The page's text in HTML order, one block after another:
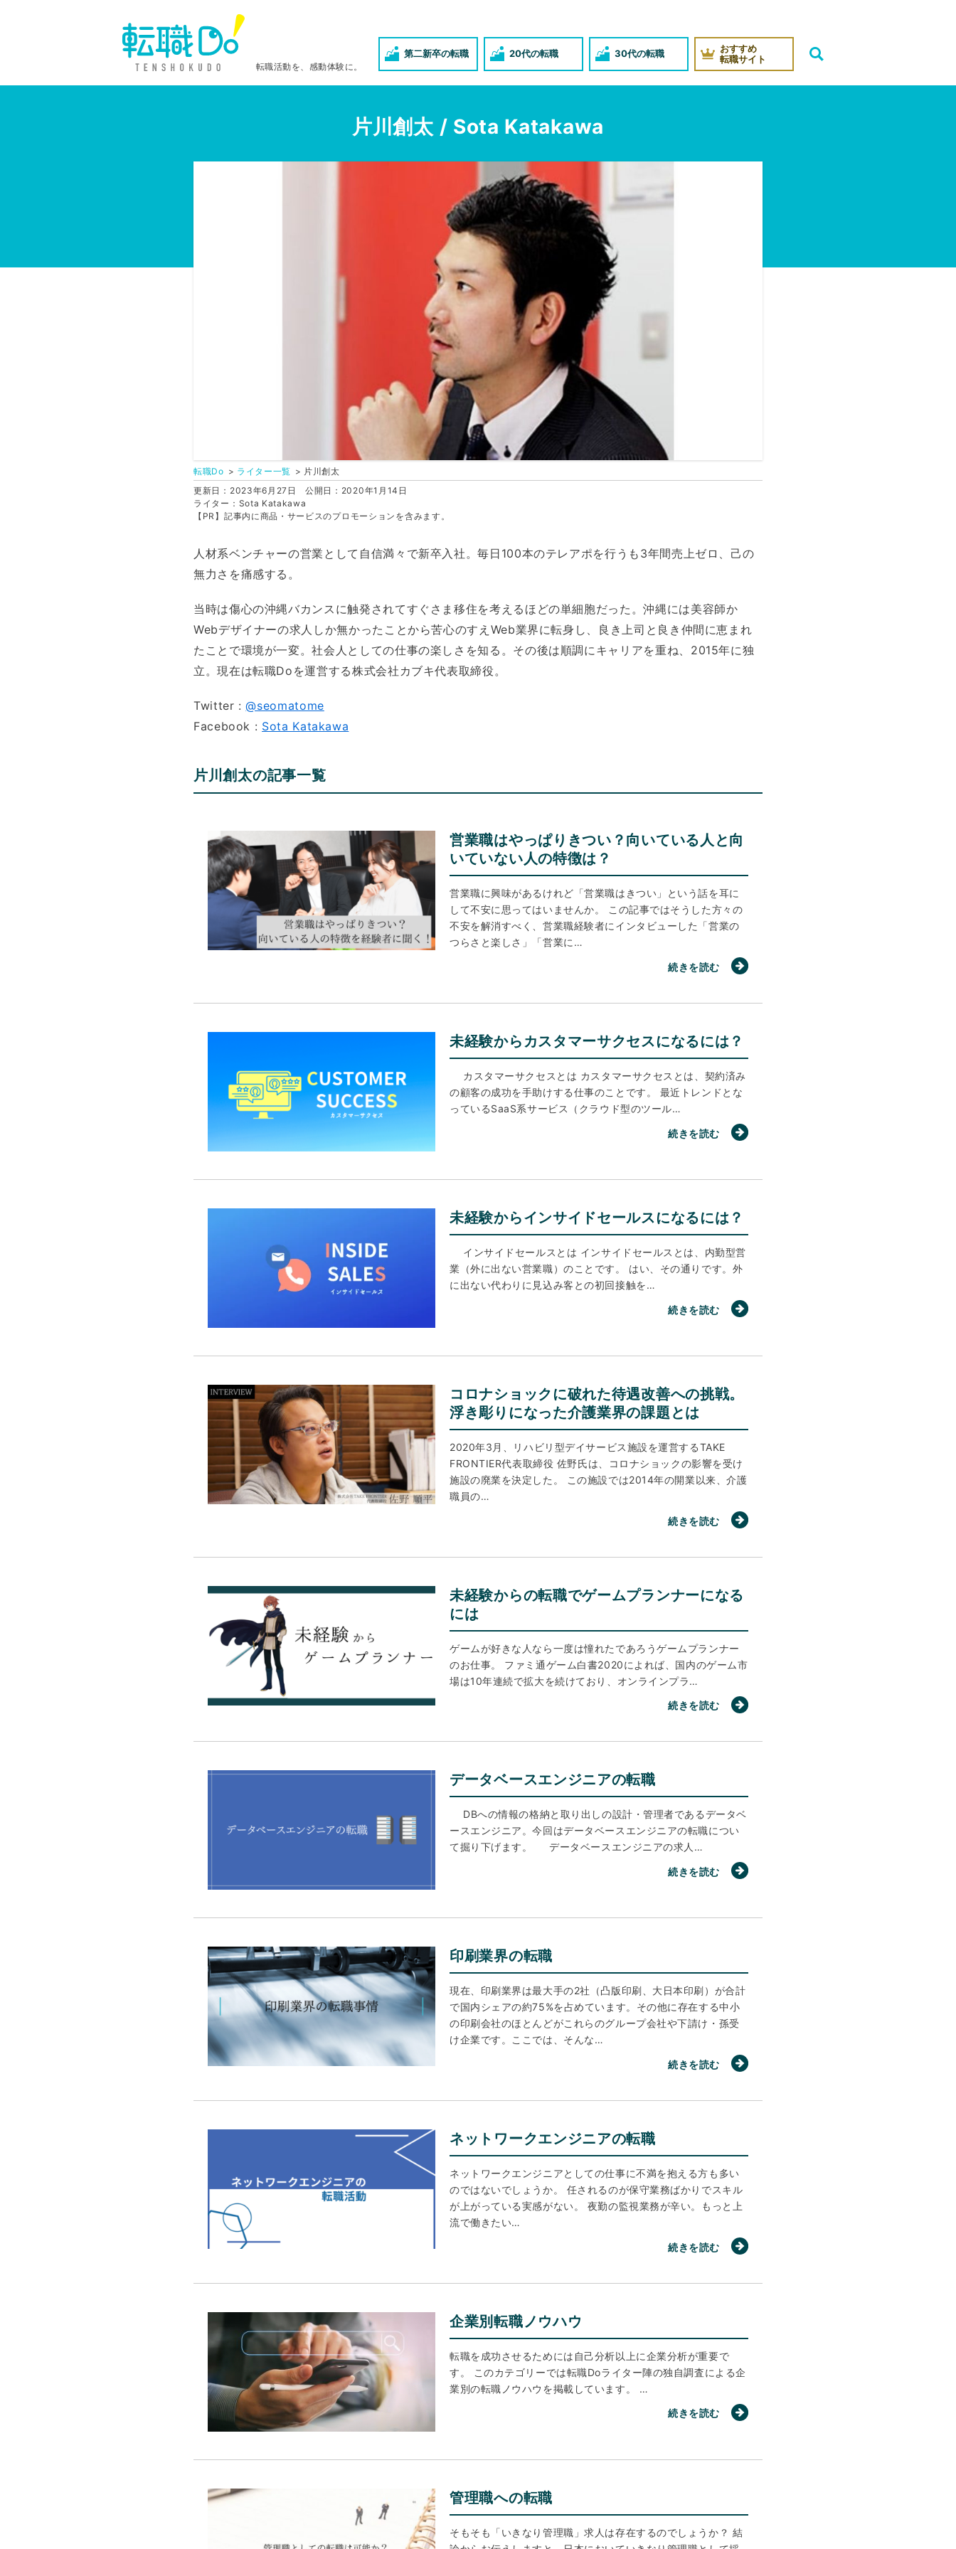
転職活動を、感動体験に。
第二新卒の転職 20代の転職 30代の転職
おすすめ
転職サイト
片川創太 / Sota Katakawa
転職Do ライター一覧
片川創太
更新日：2023年6月27日
公開日：2020年1月14日
ライター：Sota Katakawa
【PR】記事内に商品・サービスのプロモーションを含みます。
人材系ベンチャーの営業として自信満々で新卒入社。毎日100本のテレアポを行うも3年間売上ゼロ、己の
無力さを痛感する。
当時は傷心の沖縄バカンスに触発されてすぐさま移住を考えるほどの単細胞だった。沖縄には美容師か
Webデザイナーの求人しか無かったことから苦心のすえWeb業界に転身し、良き上司と良き仲間に恵まれ
たことで環境が一変。社会人としての仕事の楽しさを知る。その後は順調にキャリアを重ね、2015年に独
立。現在は転職Doを運営する株式会社カブキ代表取締役。
Twitter :@seomatome
Facebook : Sota Katakawa
片川創太の記事一覧
営業職はやっぱりきつい？向いている人と向
いていない人の特徴は？
営業職に興味があるけれど「営業職はきつい」という話を耳に
して不安に思ってはいませんか。 この記事ではそうした方々の
不安を解消すべく、営業職経験者にインタビューした「営業の
つらさと楽しさ」「営業に…
続きを読む
未経験からカスタマーサクセスになるには？
カスタマーサクセスとは カスタマーサクセスとは、契約済み
の顧客の成功を手助けする仕事のことです。 最近トレンドとな
っているSaaS系サービス（クラウド型のツール…
続きを読む
未経験からインサイドセールスになるには？
インサイドセールスとは インサイドセールスとは、内勤型営
業（外に出ない営業職）のことです。 はい、その通りです。外
に出ない代わりに見込み客との初回接触を…
続きを読む
コロナショックに破れた待遇改善への挑戦。
浮き彫りになった介護業界の課題とは
2020年3月、リハビリ型デイサービス施設を運営するTAKE
FRONTIER代表取締役 佐野氏は、コロナショックの影響を受け
施設の廃業を決定した。 この施設では2014年の開業以来、介護
職員の…
続きを読む
未経験からの転職でゲームプランナーになる
には
ゲームが好きな人なら一度は憧れたであろうゲームプランナー
のお仕事。 ファミ通ゲーム白書2020によれば、国内のゲーム市
場は10年連続で拡大を続けており、オンラインプラ…
続きを読む
データベースエンジニアの転職
DBへの情報の格納と取り出しの設計・管理者であるデータベ
ースエンジニア。今回はデータベースエンジニアの転職につい
て掘り下げます。 データベースエンジニアの求人…
続きを読む
印刷業界の転職
現在、印刷業界は最大手の2社（凸版印刷、大日本印刷）が合計
で国内シェアの約75%を占めています。その他に存在する中小
の印刷会社のほとんどがこれらのグループ会社や下請け・孫受
け企業です。ここでは、そんな…
続きを読む
ネットワークエンジニアの転職
ネットワークエンジニアとしての仕事に不満を抱える方も多い
のではないでしょうか。 任されるのが保守業務ばかりでスキル
が上がっている実感がない。 夜勤の監視業務が辛い。もっと上
流で働きたい…
続きを読む
企業別転職ノウハウ
転職を成功させるためには自己分析以上に企業分析が重要で
す。 このカテゴリーでは転職Doライター陣の独自調査による企
業別の転職ノウハウを掲載しています。 …
続きを読む
管理職への転職
そもそも「いきなり管理職」求人は存在するのでしょうか？ 結